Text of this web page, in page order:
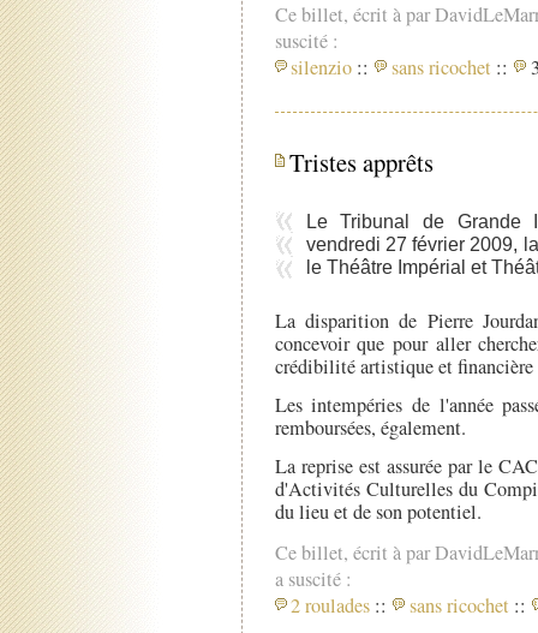
Ce billet, écrit à par
suscité :
silenzio :: sans ricochet ::
Tristes apprêts
Le Tribunal de Grande
vendredi 27 février 2009,
le Théâtre Impérial et
La disparition de Pierre
concevoir que pour aller
crédibilité artistique et financière
Les intempéries de l'année
remboursées, également.
La reprise est assurée par le
d'Activités Culturelles du
du lieu et de son potentiel.
Ce billet, écrit à par
a suscité :
2 roulades :: sans ricochet ::